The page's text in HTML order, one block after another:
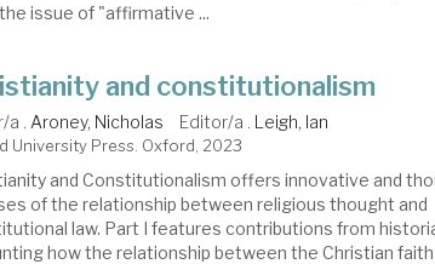
the issue of "affirmative ...
and constitutionalism
a . Aroney, Nicholas Editor/a . Leigh, Ian
University Press. Oxford, 2023
and Constitutionalism offers innovative and
of the relationship between religious thought and
law. Part I features contributions from
how the relationship between the Christian faith